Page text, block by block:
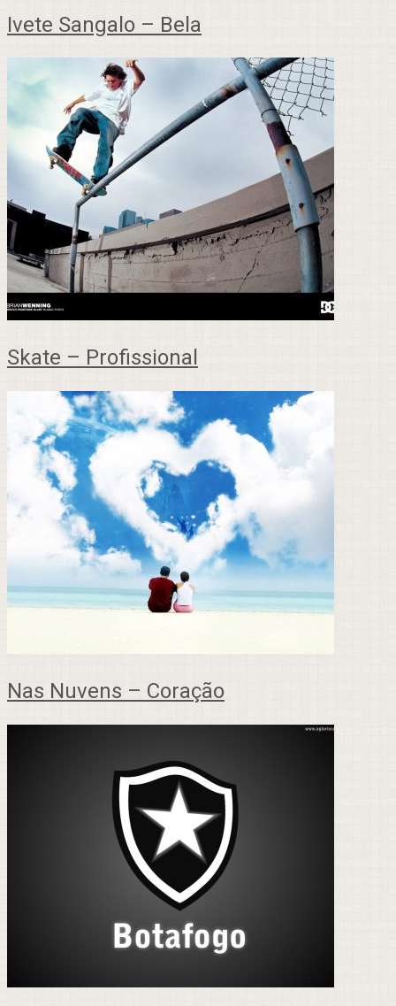
Ivete Sangalo – Bela
Skate – Profissional
Nas Nuvens – Coração